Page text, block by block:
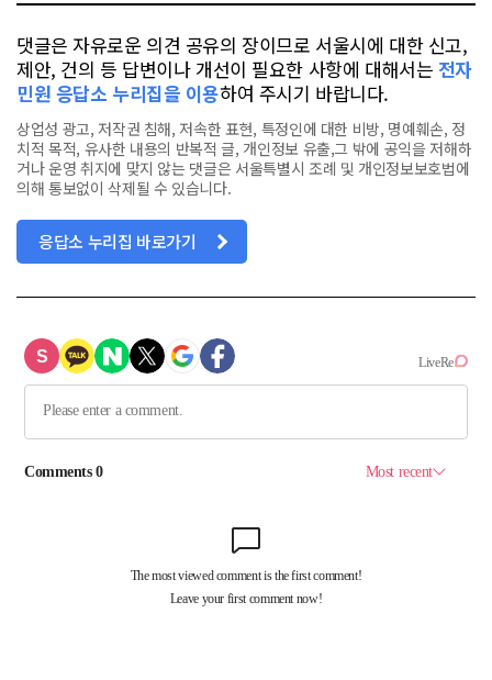
댓글은 자유로운 의견 공유의 장이므로 서울시에 대한 신고,
제안, 건의 등 답변이나 개선이 필요한 사항에 대해서는 전자
민원 응답소 누리집을 이용하여 주시기 바랍니다.
상업성 광고, 저작권 침해, 저속한 표현, 특정인에 대한 비방, 명예훼손, 정
치적 목적, 유사한 내용의 반복적 글, 개인정보 유출,그 밖에 공익을 저해하
거나 운영 취지에 맞지 않는 댓글은 서울특별시 조례 및 개인정보보호법에
의해 통보없이 삭제될 수 있습니다.
응답소 누리집 바로가기